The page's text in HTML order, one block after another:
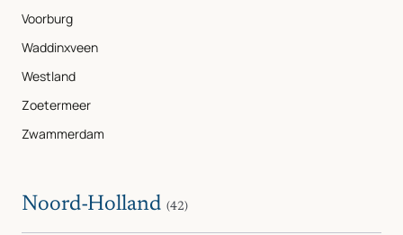
Voorburg
Waddinxveen
Westland
Zoetermeer
Zwammerdam
Noord-Holland (42)